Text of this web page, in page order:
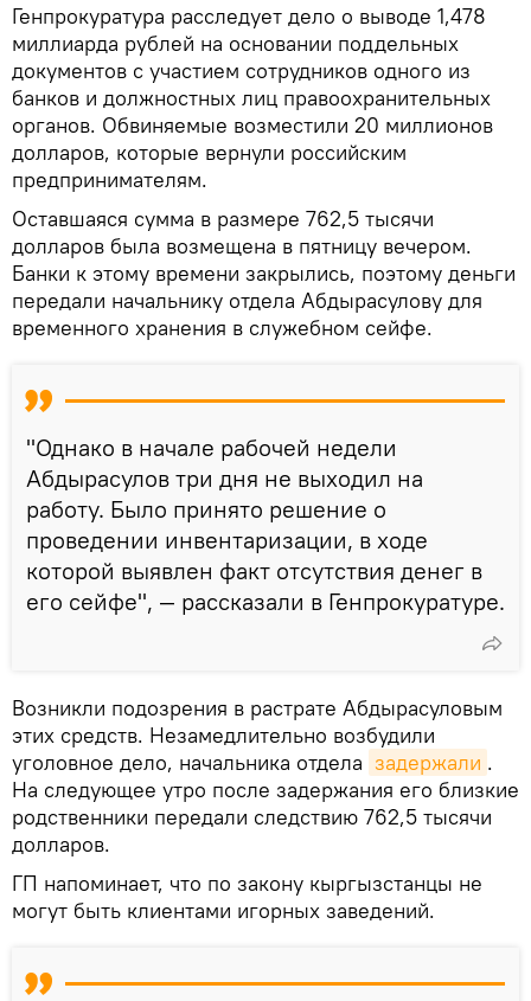
Генпрокуратура расследует дело о выводе 1,478
миллиарда рублей на основании поддельных
документов с участием сотрудников одного из
банков и должностных лиц правоохранительных
органов. Обвиняемые возместили 20 миллионов
долларов, которые вернули российским
предпринимателям.
Оставшаяся сумма в размере 762,5 тысячи
долларов была возмещена в пятницу вечером.
Банки к этому времени закрылись, поэтому деньги
передали начальнику отдела Абдырасулову для
временного хранения в служебном сейфе.
"Однако в начале рабочей недели
Абдырасулов три дня не выходил на
работу. Было принято решение о
проведении инвентаризации, в ходе
которой выявлен факт отсутствия денег в
его сейфе", — рассказали в Генпрокуратуре.
Возникли подозрения в растрате Абдырасуловым
этих средств. Незамедлительно возбудили
уголовное дело, начальника отдела задержали .
На следующее утро после задержания его близкие
родственники передали следствию 762,5 тысячи
долларов.
ГП напоминает, что по закону кыргызстанцы не
могут быть клиентами игорных заведений.